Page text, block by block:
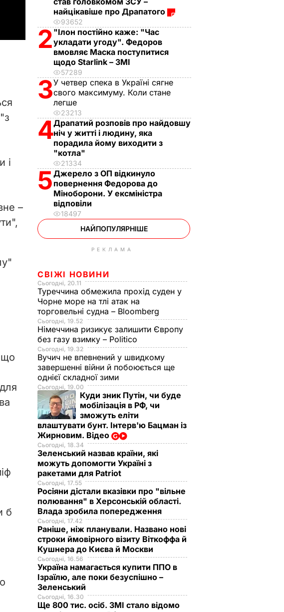
і
–
що
б
найцікавіше про Драпатого
93652
2 "Ілон постійно каже: "Час
укладати угоду". Федоров
вмовляє Маска поступитися
щодо Starlink – ЗМІ
57289
3У четвер спека в Україні сягне
свого максимуму. Коли стане
легше
23213
4Драпатий розповів про найдовшу
ніч у житті і людину, яка
порадила йому виходити з
"котла"
21334
5Джерело з ОП відкинуло
повернення Федорова до
Міноборони. У ексміністра
відповіли
18497
НАЙПОПУЛЯРНІШЕ
РЕКЛАМА
СВІЖІ НОВИНИ
Сьогодні, 20.11
Туреччина обмежила прохід суден у
Чорне море на тлі атак на
торговельні судна – Bloomberg
Сьогодні, 19.52
Німеччина ризикує залишити Європу
без газу взимку – Politico
Сьогодні, 19.32
Вучич не впевнений у швидкому
завершенні війни й побоюється ще
однієї складної зими
Сьогодні, 19.00
Куди зник Путін, чи буде
мобілізація в РФ, чи
зможуть еліти
влаштувати бунт. Інтерв'ю Бацман із
Жирновим. Відео
Сьогодні, 18.34
Зеленський назвав країни, які
можуть допомогти Україні з
ракетами для Patriot
Сьогодні, 17.55
Росіяни дістали вказівки про "вільне
полювання" в Херсонській області.
Влада зробила попередження
Сьогодні, 17.42
Раніше, ніж планували. Названо нові
строки ймовірного візиту Віткоффа й
Кушнера до Києва й Москви
Сьогодні, 16.56
Україна намагається купити ППО в
Ізраїлю, але поки безуспішно –
Зеленський
Сьогодні, 16.30
Ще 800 тис. осіб. ЗМІ стало відомо